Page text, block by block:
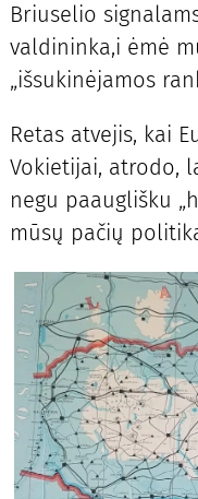
Briuselio
valdininka,i ėmė
„išsukinėjamos
Retas atvejis, kai
Vokietijai, atrodo,
negu paauglišku
mūsų pačių